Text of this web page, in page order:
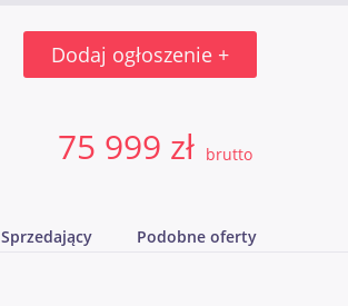
Dodaj ogłoszenie +
75 999 zł brutto
Sprzedający Podobne oferty